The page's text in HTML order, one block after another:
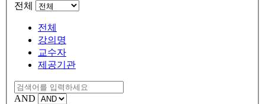
전체
전체
강의명
교수자
제공기관
AND